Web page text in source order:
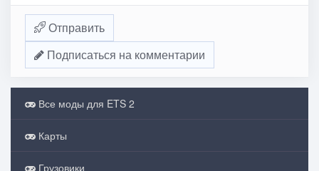
Отправить
Подписаться на комментарии
Все моды для ETS 2
Карты
Грузовики